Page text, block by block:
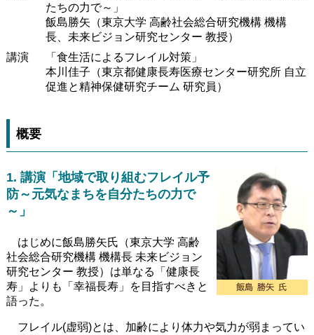
たちの力で～」
飯島勝矢（東京大学 高齢社会総合研究機構 機構
長、未来ビジョン研究センター 教授）
講演
「食生活によるフレイル対策」
本川佳子（東京都健康長寿医療センター研究所 自立
促進と精神保健研究チーム 研究員）
概要
1. 講演「地域で取り組むフレイル予
防～元気なまちを自分たちの力で
～」
はじめに飯島勝矢氏（東京大学 高齢
社会総合研究機構 機構長 未来ビジョン
研究センター 教授）は単なる「健康長
寿」よりも「幸福長寿」を目指すべきと
語った。
フレイル(虚弱)とは、加齢により体力や気力が弱まってい